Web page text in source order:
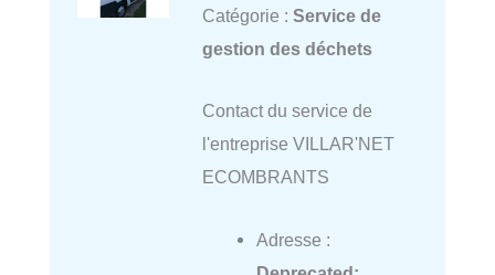
Catégorie : Service de
gestion des déchets
Contact du service de
l'entreprise VILLAR'NET
ECOMBRANTS
Adresse :